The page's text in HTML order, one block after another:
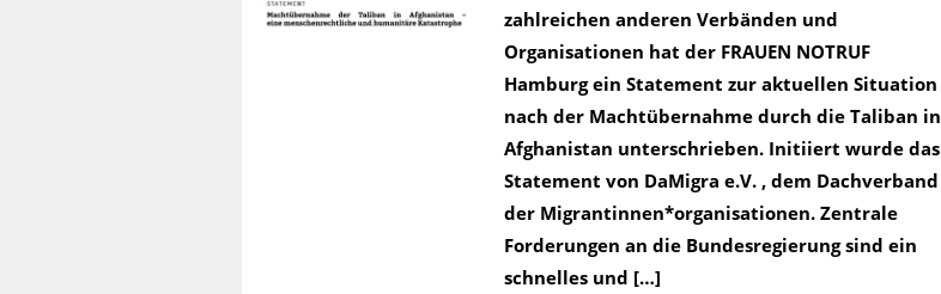
zahlreichen anderen Verbänden und
Organisationen hat der FRAUEN NOTRUF
Hamburg ein Statement zur aktuellen Situation
nach der Machtübernahme durch die Taliban in
Afghanistan unterschrieben. Initiiert wurde das
Statement von DaMigra e.V. , dem Dachverband
der Migrantinnen*organisationen. Zentrale
Forderungen an die Bundesregierung sind ein
schnelles und […]